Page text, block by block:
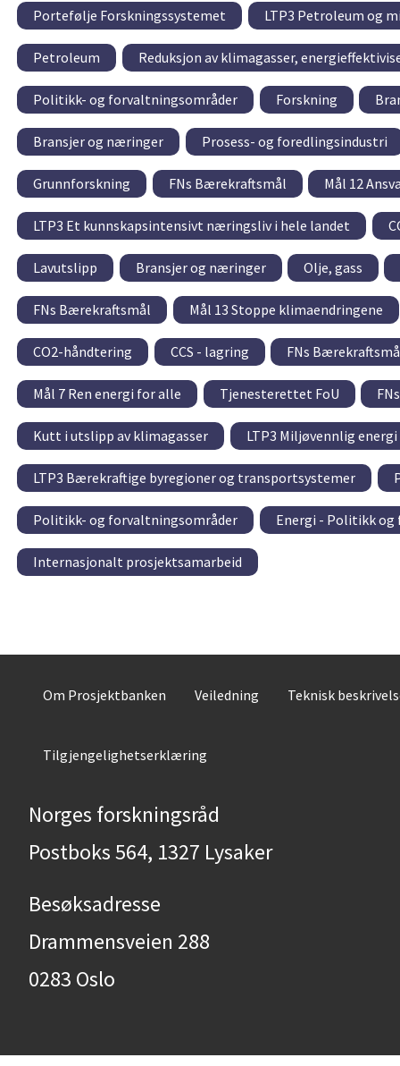
Portefølje Forskningssystemet LTP3 Petroleum og
Petroleum Reduksjon av klimagasser,
Politikk- og forvaltningsområder Forskning
Bransjer og næringer Prosess- og foredlingsindustri
Grunnforskning FNs Bærekraftsmål Mål 12
LTP3 Et kunnskapsintensivt næringsliv i hele landet
Lavutslipp Bransjer og næringer Olje, gass
FNs Bærekraftsmål Mål 13 Stoppe klimaendringene
CO2-håndtering CCS - lagring FNs
Mål 7 Ren energi for alle Tjenesterettet FoU
Kutt i utslipp av klimagasser LTP3 Miljøvennlig
LTP3 Bærekraftige byregioner og transportsystemer
Politikk- og forvaltningsområder Energi - Politikk
Internasjonalt prosjektsamarbeid
Om Prosjektbanken Veiledning Teknisk
Tilgjengelighetserklæring
Norges forskningsråd
Postboks 564, 1327 Lysaker
Besøksadresse
Drammensveien 288
0283 Oslo